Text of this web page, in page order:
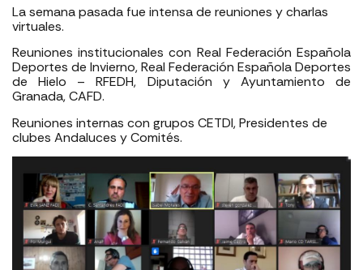
La semana pasada fue intensa de reuniones y charlas
virtuales.
Reuniones institucionales con Real Federación Española
Deportes de Invierno, Real Federación Española Deportes
de Hielo – RFEDH, Diputación y Ayuntamiento de
Granada, CAFD.
Reuniones internas con grupos CETDI, Presidentes de
clubes Andaluces y Comités.